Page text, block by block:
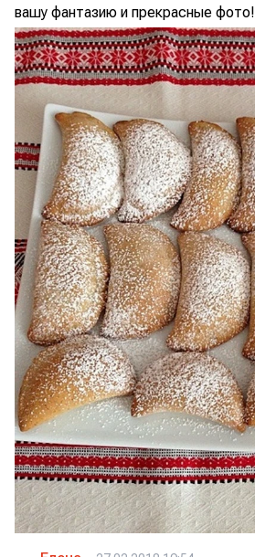
вашу фантазию и прекрасные фото!